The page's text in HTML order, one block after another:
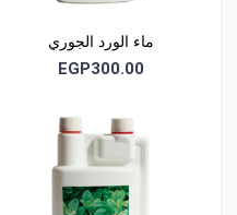
جميع هيدروسولات كنوز
إضافات صناعية
ماء الورد الجوري
EGP300.00